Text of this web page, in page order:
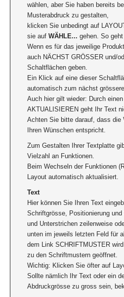
wählen, aber Sie haben bereits
Musterabdruck zu gestalten,
klicken Sie unbedingt auf
sie auf WÄHLE... gehen. So
Wenn es für das jeweilige
auch NÄCHST GRÖSSER und/
Schaltflächen geben.
Ein Klick auf eine dieser
automatisch zum nächst
Auch hier gilt wieder: Durch
AKTUALISIEREN geht Ihr Text
Achten Sie bitte darauf, dass die
Ihren Wünschen entspricht.
Zum Gestalten Ihrer Textplatte
Vielzahl an Funktionen.
Beim Wechseln der Funktionen
Layout automatisch aktualisiert.
Text
Hier können Sie Ihren Text
Schriftgrösse, Positionierung
und Unterstrichen zeilenweise
unten im jeweils letzten Feld für
dem Link SCHRIFTMUSTER
zu den Schriftmustern geöffnet.
Wichtig: Klicken Sie öfter auf
Sollte nämlich Ihr Text oder ein
Abdruckgrösse zu gross sein,